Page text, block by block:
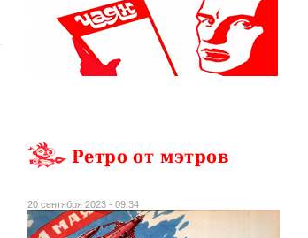
Ретро от мэтров
20 сентября 2023 - 09:34